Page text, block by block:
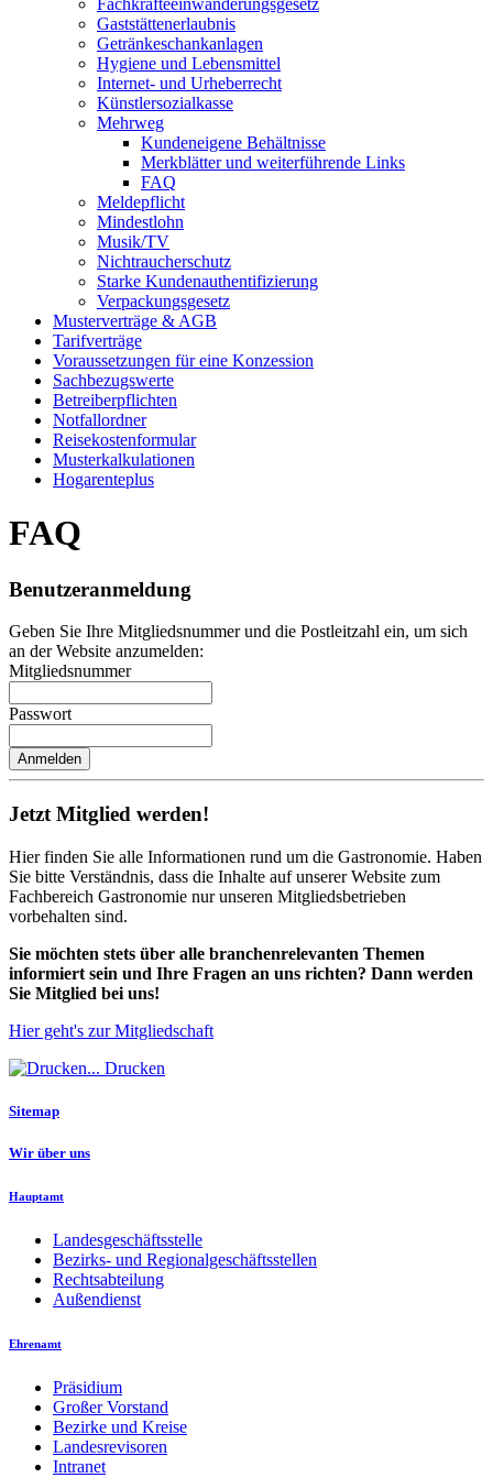
Gaststättenerlaubnis
Getränkeschankanlagen
Hygiene und Lebensmittel
Internet- und Urheberrecht
Künstlersozialkasse
Mehrweg
Kundeneigene Behältnisse
Merkblätter und weiterführende Links
FAQ
Meldepflicht
Mindestlohn
Musik/TV
Nichtraucherschutz
Starke Kundenauthentifizierung
Verpackungsgesetz
Musterverträge & AGB
Tarifverträge
Voraussetzungen für eine Konzession
Sachbezugswerte
Betreiberpflichten
Notfallordner
Reisekostenformular
Musterkalkulationen
Hogarenteplus
FAQ
Benutzeranmeldung
Geben Sie Ihre Mitgliedsnummer und die Postleitzahl ein, um sich
an der Website anzumelden:
Mitgliedsnummer
Passwort
Jetzt Mitglied werden!
Hier finden Sie alle Informationen rund um die Gastronomie. Haben
Sie bitte Verständnis, dass die Inhalte auf unserer Website zum
Fachbereich Gastronomie nur unseren Mitgliedsbetrieben
vorbehalten sind.
Sie möchten stets über alle branchenrelevanten Themen
informiert sein und Ihre Fragen an uns richten? Dann werden
Sie Mitglied bei uns!
Hier geht's zur Mitgliedschaft
Drucken
Sitemap
Wir über uns
Hauptamt
Landesgeschäftsstelle
Bezirks- und Regionalgeschäftsstellen
Rechtsabteilung
Außendienst
Ehrenamt
Präsidium
Großer Vorstand
Bezirke und Kreise
Landesrevisoren
Intranet